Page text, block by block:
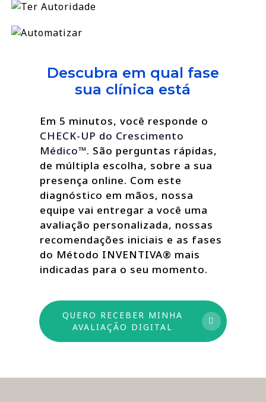
Descubra em qual fase
sua clínica está
Em 5 minutos, você responde o
CHECK-UP do Crescimento
Médico™. São perguntas rápidas,
de múltipla escolha, sobre a sua
presença online. Com este
diagnóstico em mãos, nossa
equipe vai entregar a você uma
avaliação personalizada, nossas
recomendações iniciais e as fases
do Método INVENTIVA® mais
indicadas para o seu momento.
QUERO RECEBER MINHA
AVALIAÇÃO DIGITAL